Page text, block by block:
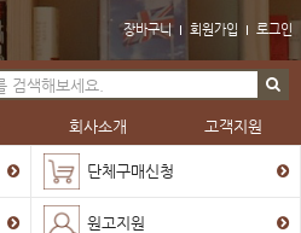
장바구니 회원가입 로그인
회사소개 고객지원
단체구매신청
원고지원